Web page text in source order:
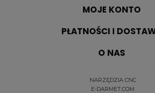
MOJE KONTO
PŁATNOŚCI I
O NAS
NARZĘDZIA CNC
E-DARMET.COM